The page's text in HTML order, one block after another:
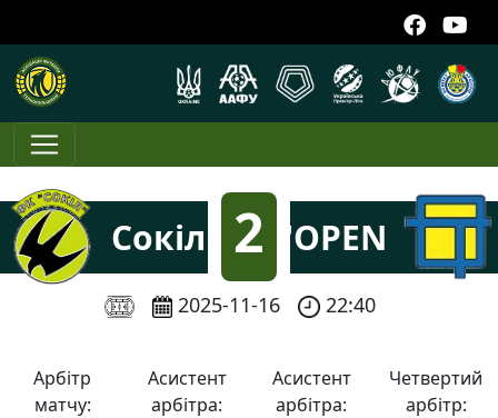
Сокіл
2
:
"OPEN
TECK"
2025-11-16 22:40
Арбітр
матчу:
Асистент
арбітра:
Асистент
арбітра:
Четвертий
арбітр: